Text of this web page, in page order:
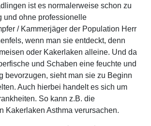
ist es normalerweise schon zu
und ohne professionelle
/ Kammerjäger der Population Herr
wenn man sie entdeckt, denn
oder Kakerlaken alleine. Und da
und Schaben eine feuchte und
bevorzugen, sieht man sie zu Beginn
Auch hierbei handelt es sich um
So kann z.B. die
Kakerlaken Asthma verursachen.